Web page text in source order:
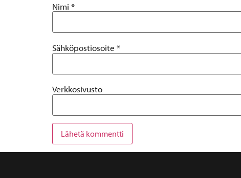
Nimi *
Sähköpostiosoite *
Verkkosivusto